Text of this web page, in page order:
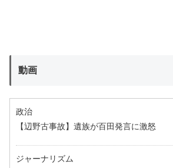
動画
政治
【辺野古事故】遺族が百田発言に激怒
ジャーナリズム